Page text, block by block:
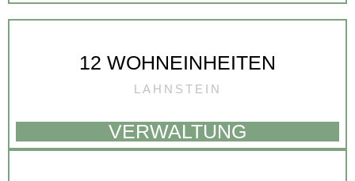
12 WOHNEINHEITEN
LAHNSTEIN
VERWALTUNG